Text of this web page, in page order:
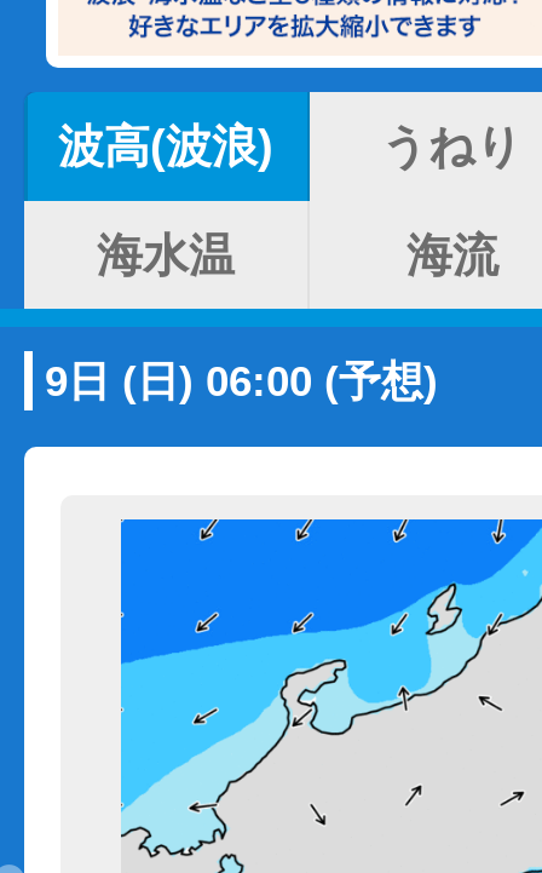
波高(波浪) うねり
海水温 海流
9日 (日) 06:00 (予想)